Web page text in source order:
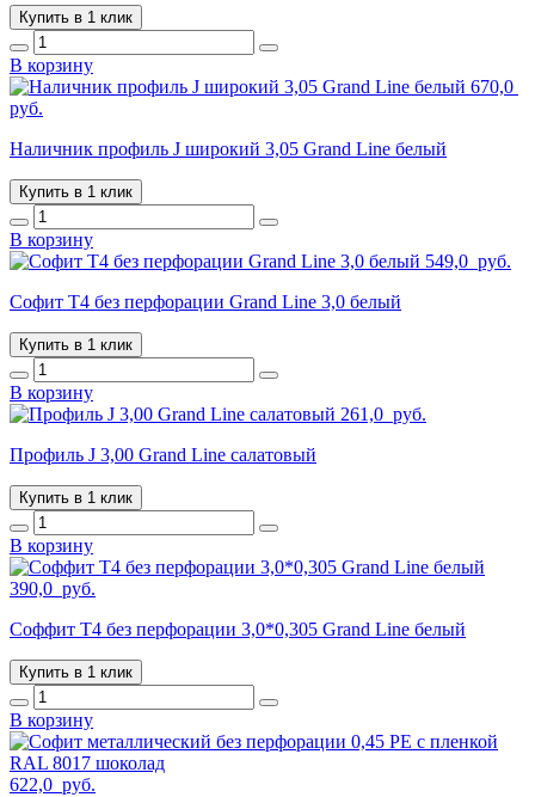
Купить в 1 клик
В корзину
670,0
руб.
Наличник профиль J широкий 3,05 Grand Line белый
Купить в 1 клик
В корзину
549,0 руб.
Софит T4 без перфорации Grand Line 3,0 белый
Купить в 1 клик
В корзину
261,0 руб.
Профиль J 3,00 Grand Line салатовый
Купить в 1 клик
В корзину
390,0 руб.
Соффит T4 без перфорации 3,0*0,305 Grand Line белый
Купить в 1 клик
В корзину
622,0 руб.